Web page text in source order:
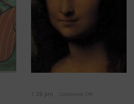
1:36 pm Comments Off